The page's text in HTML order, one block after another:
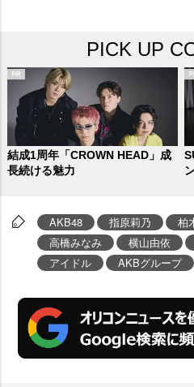
PICK UP
結成1周年「CROWN HEAD」成
長続ける魅力
AKB48 指原莉乃 柏
高橋みなみ
横山由依
アイドル
AKBグループ